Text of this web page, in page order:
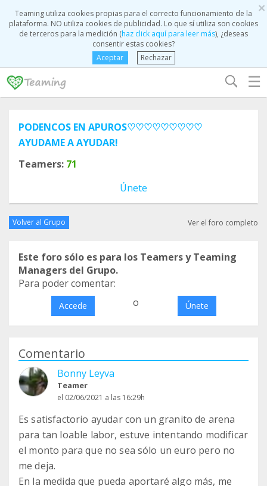
×
Teaming utiliza cookies propias para el correcto funcionamiento de la
plataforma. NO utiliza cookies de publicidad. Lo que sí utiliza son cookies
de terceros para la medición (haz click aquí para leer más), ¿deseas
consentir estas cookies?
Aceptar
Rechazar
☰
PODENCOS EN APUROS♡♡♡♡♡♡♡♡♡
AYUDAME A AYUDAR!
Teamers: 71
Únete
Volver al Grupo Ver el foro completo
Este foro sólo es para los Teamers y Teaming
Managers del Grupo.
Para poder comentar:
Accede o Únete
Comentario
Bonny Leyva
Teamer
el 02/06/2021 a las 16:29h
Es satisfactorio ayudar con un granito de arena
para tan loable labor, estuve intentando modificar
el monto para que no sea sólo un euro pero no
me deja.
En la medida que pueda aportaré algo más, me